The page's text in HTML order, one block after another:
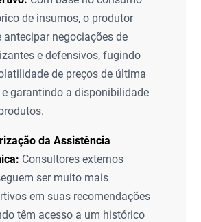
de insumos, o produtor
antecipar negociações de
e defensivos, fugindo
de preços de última
e garantindo a disponibilidade
da Assistência
Consultores externos
ser muito mais
em suas recomendações
têm acesso a um histórico